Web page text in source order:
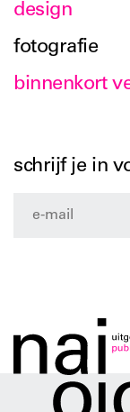
design
fotografie
binnenkort
schrijf je in